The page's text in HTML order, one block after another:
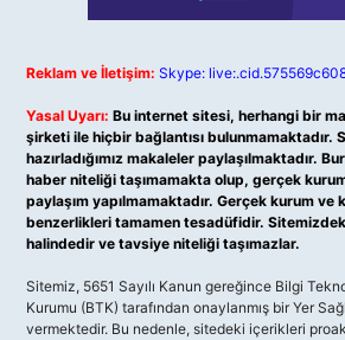
Reklam ve İletişim: Skype:
Yasal Uyarı: Bu internet sitesi, herhangi bir
şirketi ile hiçbir bağlantısı bulunmamaktadır.
hazırladığımız makaleler paylaşılmaktadır.
haber niteliği taşımamakta olup, gerçek
paylaşım yapılmamaktadır. Gerçek kurum ve
benzerlikleri tamamen tesadüfidir.
halindedir ve tavsiye niteliği taşımazlar.
Sitemiz, 5651 Sayılı Kanun gereğince Bilgi
Kurumu (BTK) tarafından onaylanmış bir Yer
vermektedir. Bu nedenle, sitedeki içerikleri